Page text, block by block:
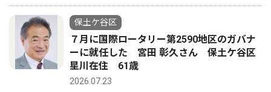
保土ケ谷区
７月に国際ロータリー第2590地区のガバナ
ーに就任した 宮田 彰久さん 保土ケ谷区
星川在住 61歳
2026.07.23